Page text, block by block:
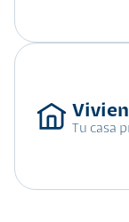
Tu casa